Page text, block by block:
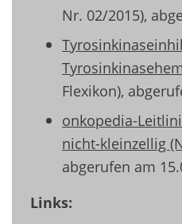
Nr. 02/2015),
Flexikon),
onkopedia-
nicht-kleinzellig
abgerufen am
Links: